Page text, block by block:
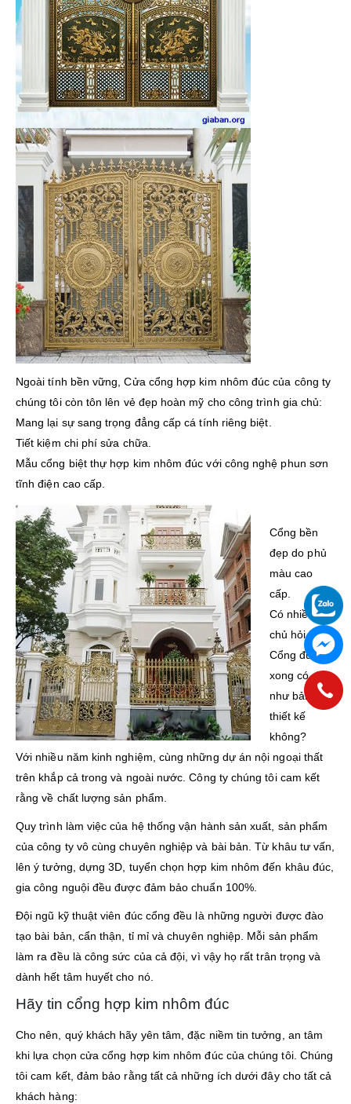
Ngoài tính bền vững, Cửa cổng hợp kim nhôm đúc của công ty
chúng tôi còn tôn lên vẻ đẹp hoàn mỹ cho công trình gia chủ:
Mang lại sự sang trọng đẳng cấp cá tính riêng biệt.
Tiết kiệm chi phí sửa chữa.
Mẫu cổng biệt thự hợp kim nhôm đúc với công nghệ phun sơn
tĩnh điện cao cấp.
Cổng bền
đẹp do phủ
màu cao
cấp.
Có nhiều gia
chủ hỏi rắng:
Cổng đúc
xong có đẹp
như bảng
thiết kế
không?
Với nhiều năm kinh nghiệm, cùng những dự án nội ngoại thất
trên khắp cả trong và ngoài nước. Công ty chúng tôi cam kết
rằng về chất lượng sản phẩm.
Quy trình làm việc của hệ thống vận hành sản xuất, sản phẩm
của công ty vô cùng chuyên nghiệp và bài bản. Từ khâu tư vấn,
lên ý tưởng, dựng 3D, tuyển chọn hợp kim nhôm đến khâu đúc,
gia công nguội đều được đảm bảo chuẩn 100%.
Đội ngũ kỹ thuật viên đúc cổng đều là những người được đào
tạo bài bản, cẩn thận, tỉ mỉ và chuyên nghiệp. Mỗi sản phẩm
làm ra đều là công sức của cả đội, vì vậy họ rất trân trọng và
dành hết tâm huyết cho nó.
Hãy tin cổng hợp kim nhôm đúc
Cho nên, quý khách hãy yên tâm, đặc niềm tin tưởng, an tâm
khi lựa chọn cửa cổng hợp kim nhôm đúc của chúng tôi. Chúng
tôi cam kết, đảm bảo rằng tất cả những ích dưới đây cho tất cả
khách hàng: